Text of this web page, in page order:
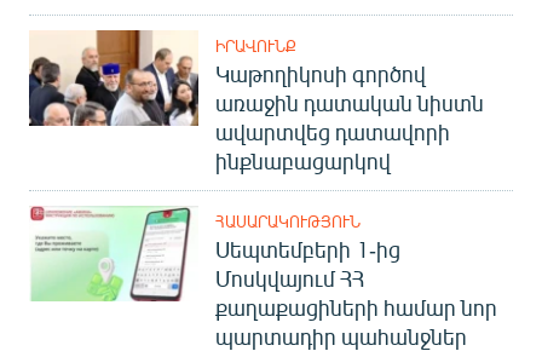
ԻՐԱՎՈՒՆՔ
Կաթողիկոսի գործով
առաջին դատական նիստն
ավարտվեց դատավորի
ինքնաբացարկով
ՀԱՍԱՐԱԿՈՒԹՅՈՒՆ
Սեպտեմբերի 1-ից
Մոսկվայում ՀՀ
քաղաքացիների համար նոր
պարտադիր պահանջներ